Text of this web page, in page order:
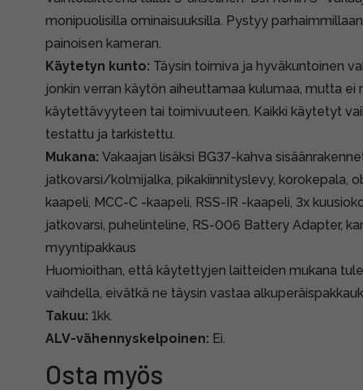
monipuolisilla ominaisuuksilla. Pystyy
painoisen kameran.
Käytetyn kunto: Täysin toimiva ja hyväkuntoinen
jonkin verran käytön aiheuttamaa kulumaa, mutta ei
käytettävyyteen tai toimivuuteen. Kaikki käytetyt
testattu ja tarkistettu.
Mukana: Vakaajan lisäksi BG37-kahva
jatkovarsi/kolmijalka, pikakiinnityslevy, korokepala,
kaapeli, MCC-C -kaapeli, RSS-IR -kaapeli, 3x
jatkovarsi, puhelinteline, RS-006 Battery Adapter,
myyntipakkaus
Huomioithan, että käytettyjen laitteiden mukana
vaihdella, eivätkä ne täysin vastaa
Takuu: 1kk.
ALV-vähennyskelpoinen: Ei.
Osta myös